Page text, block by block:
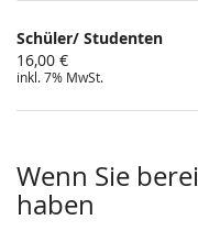
Schüler/ Studenten
16,00 €
inkl. 7% MwSt.
Wenn Sie
haben